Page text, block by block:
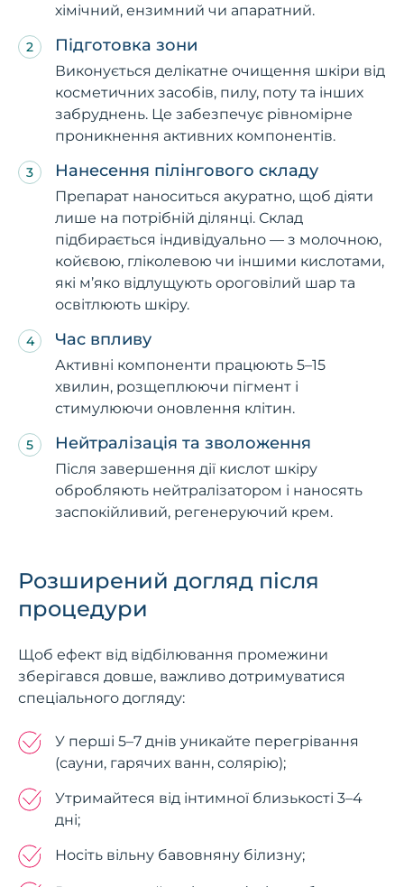
хімічний, ензимний чи апаратний.
Підготовка зони
Виконується делікатне очищення шкіри від
косметичних засобів, пилу, поту та інших
забруднень. Це забезпечує рівномірне
проникнення активних компонентів.
Нанесення пілінгового складу
Препарат наноситься акуратно, щоб діяти
лише на потрібній ділянці. Склад
підбирається індивідуально — з молочною,
койєвою, гліколевою чи іншими кислотами,
які м’яко відлущують ороговілий шар та
освітлюють шкіру.
Час впливу
Активні компоненти працюють 5–15
хвилин, розщеплюючи пігмент і
стимулюючи оновлення клітин.
Нейтралізація та зволоження
Після завершення дії кислот шкіру
обробляють нейтралізатором і наносять
заспокійливий, регенеруючий крем.
Розширений догляд після
процедури
Щоб ефект від відбілювання промежини
зберігався довше, важливо дотримуватися
спеціального догляду:
У перші 5–7 днів уникайте перегрівання
(сауни, гарячих ванн, солярію);
Утримайтеся від інтимної близькості 3–4
дні;
Носіть вільну бавовняну білизну;